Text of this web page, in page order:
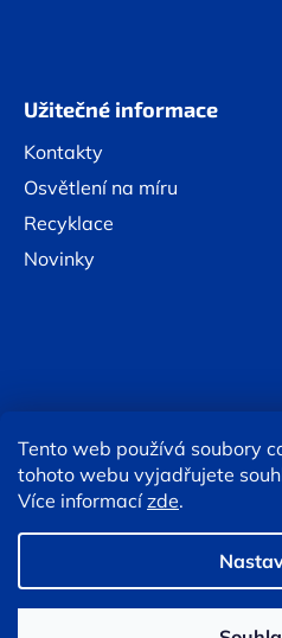
Tento web používá soubory
tohoto webu vyjadřujete
Více informacízde.
Užitečné informace
Kontakty
Osvětlení na míru
Recyklace
Novinky
Online platby:
Upravit